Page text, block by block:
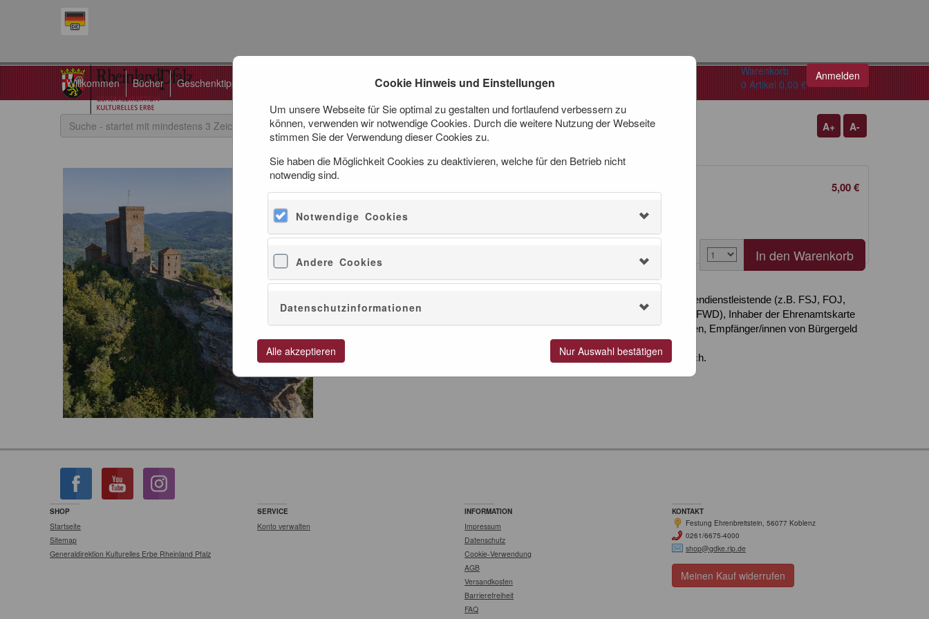
Cookie Hinweis und Einstellungen
Um unsere Webseite für Sie optimal zu gestalten und fortlaufend verbessern zu
können, verwenden wir notwendige Cookies. Durch die weitere Nutzung der Webseite
stimmen Sie der Verwendung dieser Cookies zu.
Sie haben die Möglichkeit Cookies zu deaktivieren, welche für den Betrieb nicht
notwendig sind.
Notwendige Cookies
Andere Cookies
Datenschutzinformationen
Alle akzeptieren Nur Auswahl bestätigen
Warenkorb
0 Artikel 0,00 €
Anmelden
Willkommen Bücher Geschenktipps
A-
A+
5,00 €
17.1.001.0833
Hinweis zu ermäßigten Tickets:
Diese gelten für volljährige Schüler/innen, Auszubildende, Jugend- und Freiwilligendienstleistende (z.B. FSJ, FOJ,
FJD), Inhaber der Jugendleiter-Card (Juleica), Freiwilligen Wehrdienstleistende (FWD), Inhaber der Ehrenamtskarte
Rheinland-Pfalz, Studierende bis 27 Jahre, Rentner, Schwerbehinderte Menschen, Empfänger/innen von Bürgergeld
und anderen Grundsicherungen.
Bei ermäßigten Tickets ist die Vorlage einer Legitimation an der Kasse erforderlich.
SHOP
Startseite
Sitemap
Generaldirektion Kulturelles Erbe Rheinland Pfalz
SERVICE
Konto verwalten
INFORMATION
Impressum
Datenschutz
Cookie-Verwendung
AGB
Versandkosten
Barrierefreiheit
FAQ
KONTAKT
Festung Ehrenbreitstein, 56077 Koblenz
0261/6675-4000
shop@gdke.rlp.de
Meinen Kauf widerrufen